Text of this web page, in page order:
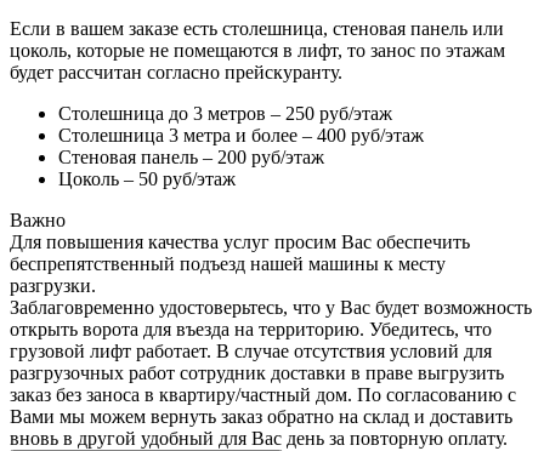
Если в вашем заказе есть столешница, стеновая панель или
цоколь, которые не помещаются в лифт, то занос по этажам
будет рассчитан согласно прейскуранту.
Столешница до 3 метров – 250 руб/этаж
Столешница 3 метра и более – 400 руб/этаж
Стеновая панель – 200 руб/этаж
Цоколь – 50 руб/этаж
Важно
Для повышения качества услуг просим Вас обеспечить
беспрепятственный подъезд нашей машины к месту
разгрузки.
Заблаговременно удостоверьтесь, что у Вас будет возможность
открыть ворота для въезда на территорию. Убедитесь, что
грузовой лифт работает. В случае отсутствия условий для
разгрузочных работ сотрудник доставки в праве выгрузить
заказ без заноса в квартиру/частный дом. По согласованию с
Вами мы можем вернуть заказ обратно на склад и доставить
вновь в другой удобный для Вас день за повторную оплату.